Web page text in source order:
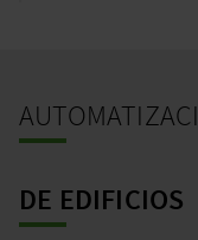
DE EDIFICIOS